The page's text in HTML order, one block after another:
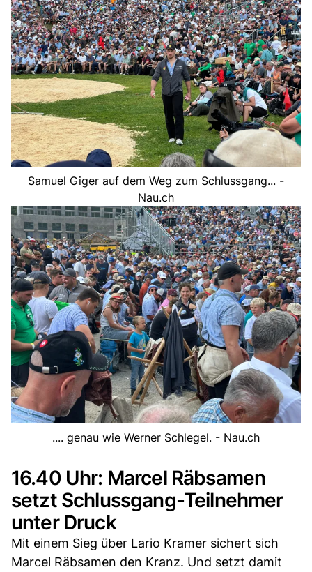
Samuel Giger auf dem Weg zum Schlussgang... -
Nau.ch
.... genau wie Werner Schlegel. - Nau.ch
16.40 Uhr: Marcel Räbsamen
setzt Schlussgang-Teilnehmer
unter Druck
Mit einem Sieg über Lario Kramer sichert sich
Marcel Räbsamen den Kranz. Und setzt damit